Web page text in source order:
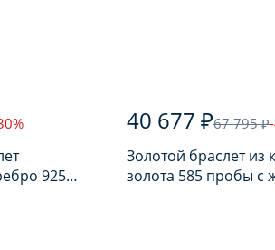
925
40 677 ₽67 795 ₽
Золотой браслет из
золота 585 пробы с